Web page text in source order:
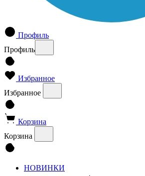
Профиль
Профиль
Избранное
Избранное
Корзина
Корзина
НОВИНКИ